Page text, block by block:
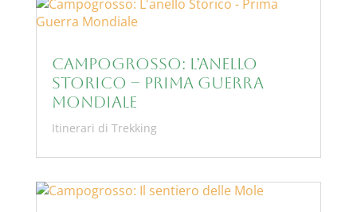
Campogrosso: L’anello
Storico – Prima Guerra
Mondiale
Itinerari di Trekking